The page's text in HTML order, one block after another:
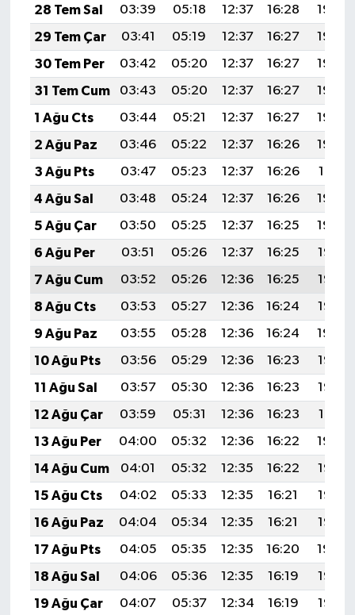
28 Tem Sal
03:39 05:18 12:37 16:28
19:46
29 Tem Çar
03:41 05:19 12:37 16:27
19:45
30 Tem Per
03:42 05:20 12:37 16:27
19:45
31 Tem Cum
03:43 05:20 12:37 16:27
19:44
1 Ağu Cts
03:44 05:21 12:37 16:27
19:43
2 Ağu Paz
03:46 05:22 12:37 16:26
19:42
3 Ağu Pts
03:47 05:23 12:37 16:26
19:41
4 Ağu Sal
03:48 05:24 12:37 16:26
19:40
5 Ağu Çar
03:50 05:25 12:37 16:25
19:39
6 Ağu Per
03:51 05:26 12:37 16:25
19:38
7 Ağu Cum
03:52 05:26 12:36 16:25
19:36
8 Ağu Cts
03:53 05:27 12:36 16:24
19:35
9 Ağu Paz
03:55 05:28 12:36 16:24
19:34
10 Ağu Pts
03:56 05:29 12:36 16:23
19:33
11 Ağu Sal
03:57 05:30 12:36 16:23
19:32
12 Ağu Çar
03:59 05:31 12:36 16:23
19:31
13 Ağu Per
04:00 05:32 12:36 16:22
19:29
14 Ağu Cum
04:01 05:32 12:35 16:22
19:28
15 Ağu Cts
04:02 05:33 12:35 16:21
19:27
16 Ağu Paz
04:04 05:34 12:35 16:21
19:26
17 Ağu Pts
04:05 05:35 12:35 16:20
19:24
18 Ağu Sal
04:06 05:36 12:35 16:19
19:23
19 Ağu Çar
04:07 05:37 12:34 16:19
19:22